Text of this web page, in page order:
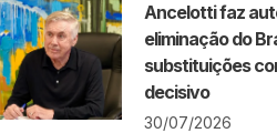
Ancelotti faz
eliminação do
substituições
decisivo
30/07/2026